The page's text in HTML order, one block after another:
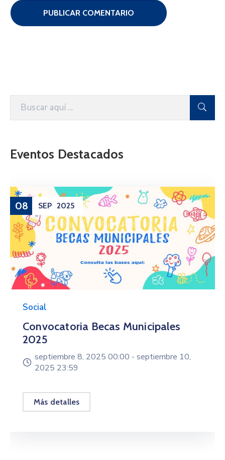
Eventos Destacados
08 SEP 2025
Social
Convocatoria Becas Municipales
2025
septiembre 8, 2025 00:00 - septiembre 10,
2025 23:59
Más detalles